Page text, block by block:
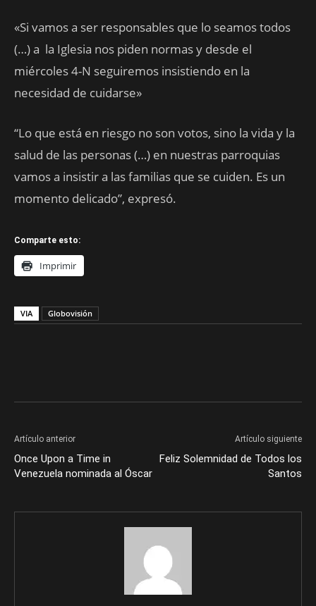
«Si vamos a ser responsables que lo seamos todos
(…) a la Iglesia nos piden normas y desde el
miércoles 4-N seguiremos insistiendo en la
necesidad de cuidarse»
“Lo que está en riesgo no son votos, sino la vida y la
salud de las personas (…) en nuestras parroquias
vamos a insistir a las familias que se cuiden. Es un
momento delicado”, expresó.
Comparte esto:
Imprimir
VIA Globovisión
Artículo anterior
Once Upon a Time in
Venezuela nominada al Óscar
Artículo siguiente
Feliz Solemnidad de Todos los
Santos